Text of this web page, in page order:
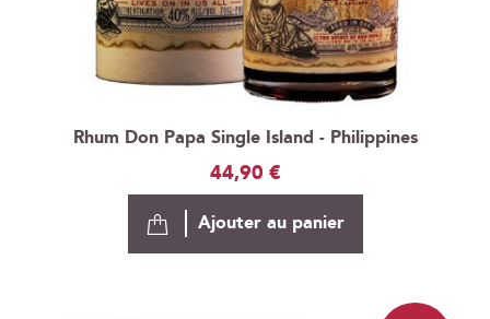
Rhum Don Papa Single Island - Philippines
44,90 €
Ajouter au panier